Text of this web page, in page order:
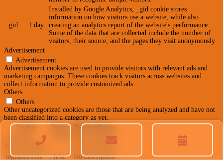
_gid 1 day
Installed by Google Analytics, _gid cookie stores
information on how visitors use a website, while also
creating an analytics report of the website's performance.
Some of the data that are collected include the number of
visitors, their source, and the pages they visit anonymously.
Advertisement
Advertisement
Advertisement cookies are used to provide visitors with relevant ads and
marketing campaigns. These cookies track visitors across websites and
collect information to provide customized ads.
Others
Others
Other uncategorized cookies are those that are being analyzed and have not
been classified into a category as yet.
Cookie
Dauer
Beschreibung
No description
PE_SESSION
registerlocale
1 hour No description